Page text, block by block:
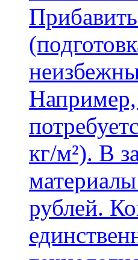
кг/м²). В
рублей.